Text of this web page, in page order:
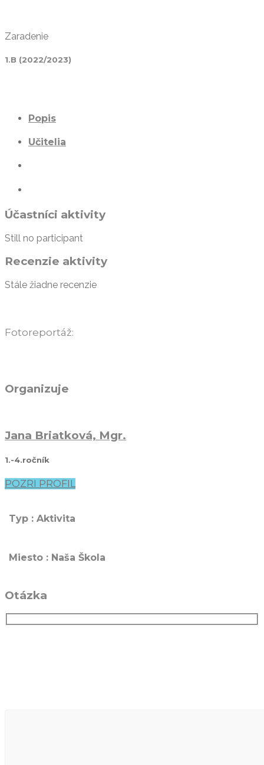
Zaradenie
1.B (2022/2023)
Popis
Učitelia
Účastníci aktivity
Still no participant
Recenzie aktivity
Stále žiadne recenzie
Fotoreportáž:
Organizuje
Jana Briatková, Mgr.
1.-4.ročník
POZRI PROFIL
Typ : Aktivita
Miesto : Naša Škola
Otázka